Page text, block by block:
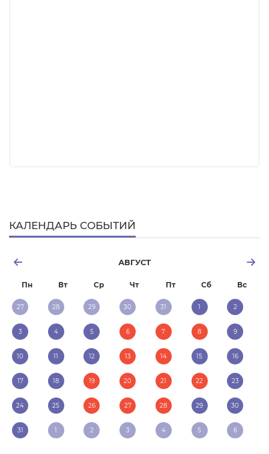
КАЛЕНДАРЬ СОБЫТИЙ
АВГУСТ
Пн Вт Ср Чт Пт Сб Вс
27 28 29 30 31 1 2
3 4 5 6 7 8 9
10 11 12 13 14 15 16
17 18 19 20 21 22 23
24 25 26 27 28 29 30
31 1 2 3 4 5 6